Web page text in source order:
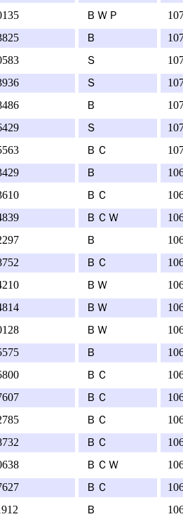
ＢＷＰ
Ｂ
Ｓ
Ｓ
Ｂ
Ｓ
ＢＣ
Ｂ
ＢＣ
ＢＣＷ
Ｂ
ＢＣ
ＢＷ
ＢＷ
ＢＷ
Ｂ
ＢＣ
ＢＣ
ＢＣ
ＢＣ
ＢＣＷ
ＢＣ
Ｂ